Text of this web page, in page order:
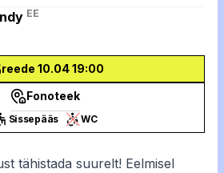
reede 10.04 19:00
Fonoteek
Sissepääs WC
tähistada suurelt! Eelmisel
EE